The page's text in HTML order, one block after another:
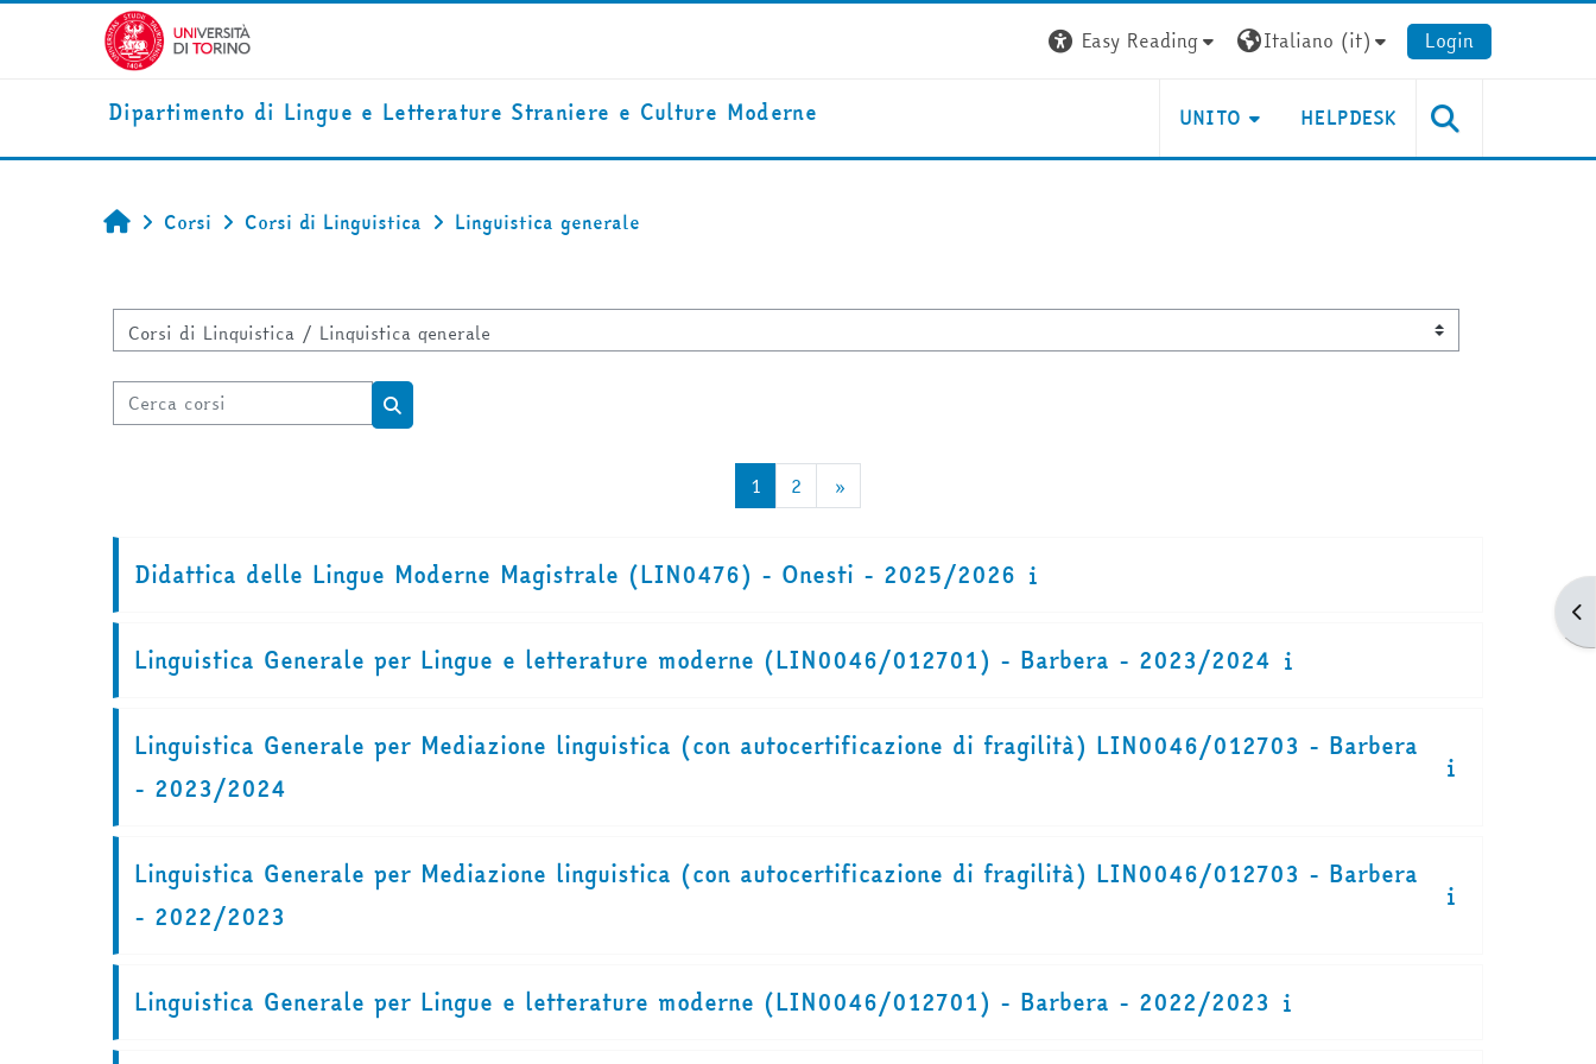
Vai al contenuto principale
Easy Reading
Italiano ‎(it)‎ Login
Dipartimento di Lingue e Letterature Straniere e Culture Moderne UNITO HELPDESK
Home
Corsi Corsi di Linguistica Linguistica generale
Categorie di corso
Cerca corsi
Cerca corsi
1 Pagina 1
2 Pagina 2
»
Didattica delle Lingue Moderne Magistrale (LIN0476) - Onesti - 2025/2026
Linguistica Generale per Lingue e letterature moderne (LIN0046/012701) - Barbera - 2023/2024
Linguistica Generale per Mediazione linguistica (con autocertificazione di fragilità) LIN0046/012703 - Barbera
- 2023/2024
Linguistica Generale per Mediazione linguistica (con autocertificazione di fragilità) LIN0046/012703 - Barbera
- 2022/2023
Linguistica Generale per Lingue e letterature moderne (LIN0046/012701) - Barbera - 2022/2023